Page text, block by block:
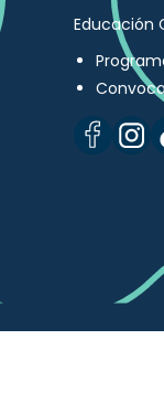
Educación